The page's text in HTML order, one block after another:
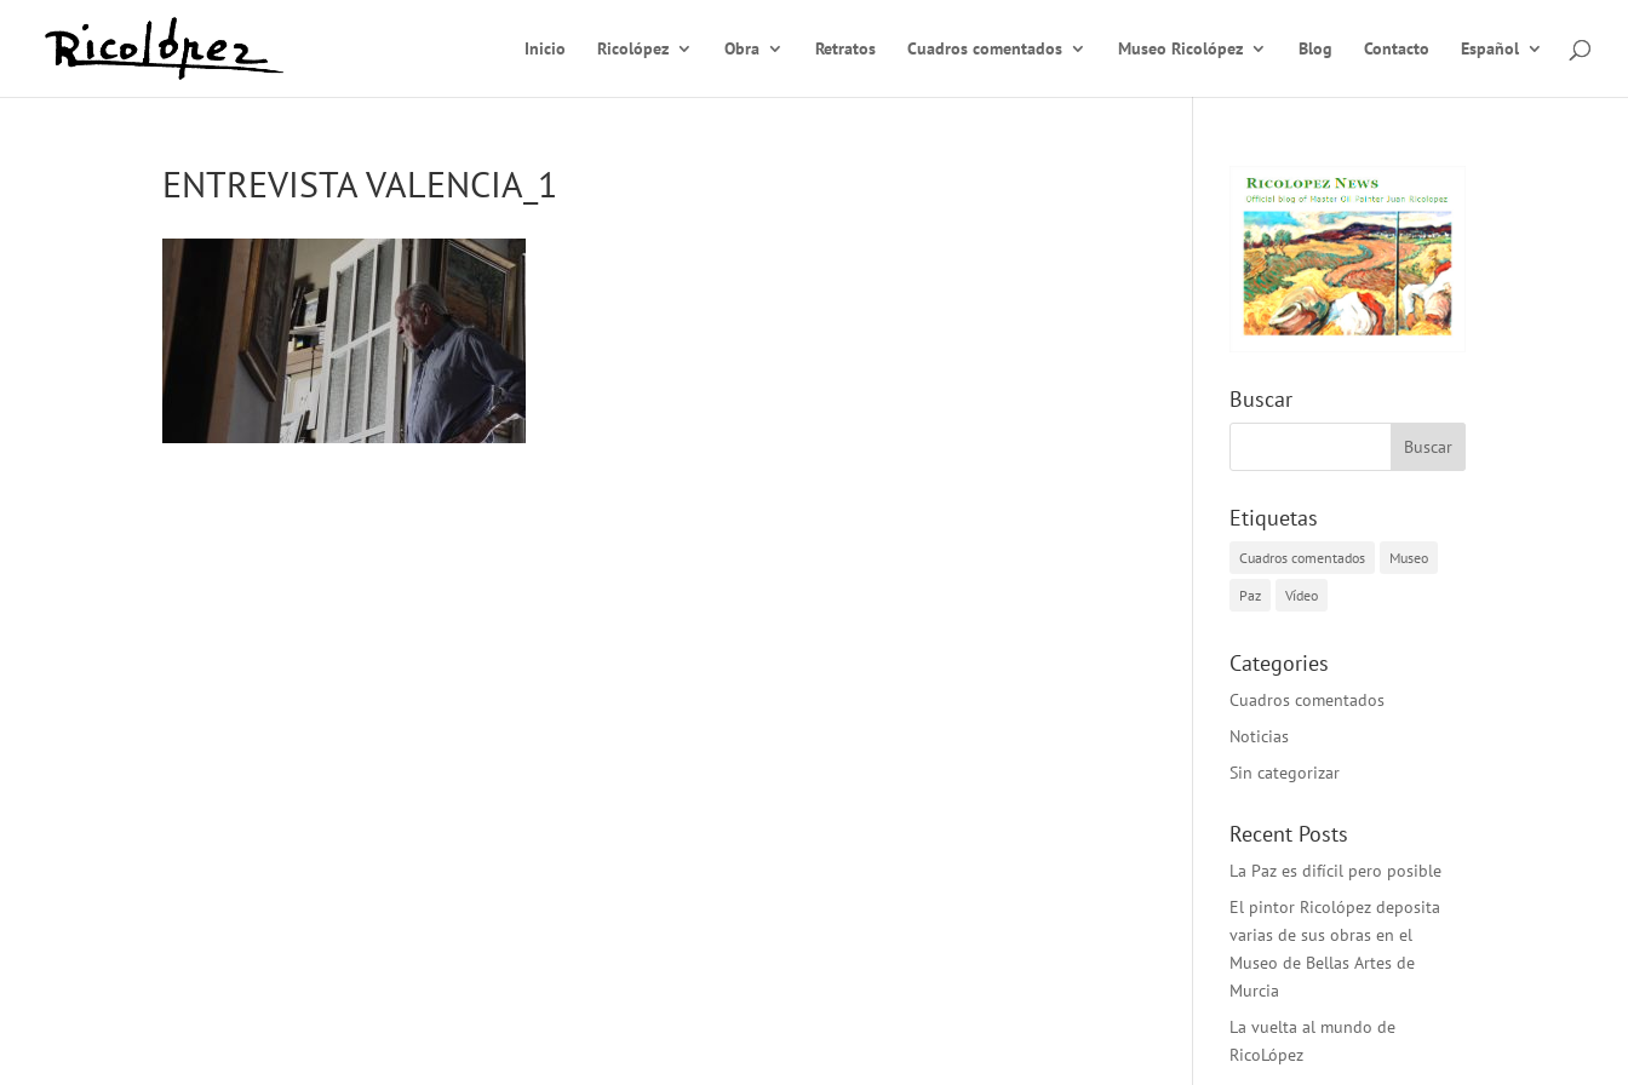
Inicio Ricolópez Obra Retratos Cuadros comentados Museo Ricolópez Blog Contacto Español
ENTREVISTA VALENCIA_1
Buscar
Etiquetas
Cuadros comentados Museo
Paz Vídeo
Categories
Cuadros comentados
Noticias
Sin categorizar
Recent Posts
La Paz es difícil pero posible
El pintor Ricolópez deposita
varias de sus obras en el
Museo de Bellas Artes de
Murcia
La vuelta al mundo de
RicoLópez